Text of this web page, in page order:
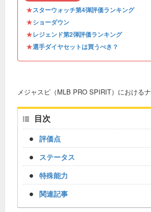
★スターウォッチ第4弾評価ランキング
★ショーダウン
★レジェンド第2弾評価ランキング
★選手ダイヤセットは買うべき？
メジャスピ（MLB PRO SPIRIT）における
目次
評価点
ステータス
特殊能力
関連記事